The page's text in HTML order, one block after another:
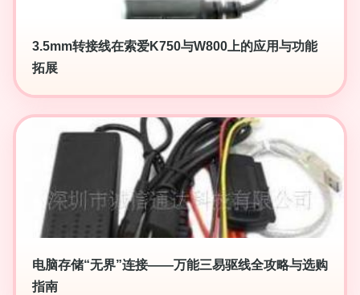
3.5mm转接线在索爱K750与W800上的应用与功能
拓展
电脑存储“无界”连接——万能三易驱线全攻略与选购
指南